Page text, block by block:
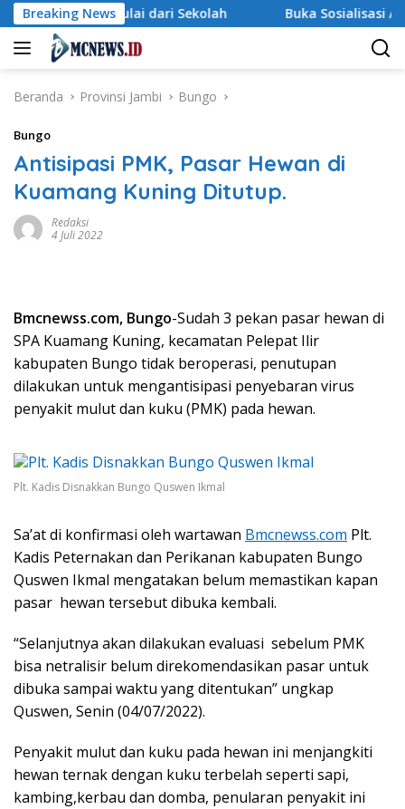
Langsung
ke
konten
Breaking News
dari Sekolah Buka Sosialisasi Akbar
Beranda Provinsi Jambi Bungo
Bungo
Antisipasi PMK, Pasar Hewan di
Kuamang Kuning Ditutup.
Redaksi
4 Juli 2022
Bmcnewss.com, Bungo-Sudah 3 pekan pasar hewan di
SPA Kuamang Kuning, kecamatan Pelepat Ilir
kabupaten Bungo tidak beroperasi, penutupan
dilakukan untuk mengantisipasi penyebaran virus
penyakit mulut dan kuku (PMK) pada hewan.
Plt. Kadis Disnakkan Bungo Quswen Ikmal
Sa’at di konfirmasi oleh wartawan Bmcnewss.com Plt.
Kadis Peternakan dan Perikanan kabupaten Bungo
Quswen Ikmal mengatakan belum memastikan kapan
pasar hewan tersebut dibuka kembali.
“Selanjutnya akan dilakukan evaluasi sebelum PMK
bisa netralisir belum direkomendasikan pasar untuk
dibuka sampai waktu yang ditentukan” ungkap
Quswen, Senin (04/07/2022).
Penyakit mulut dan kuku pada hewan ini menjangkiti
hewan ternak dengan kuku terbelah seperti sapi,
kambing,kerbau dan domba, penularan penyakit ini